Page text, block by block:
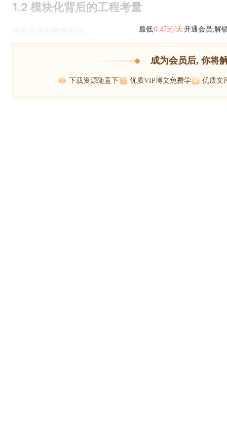
1.2 模块化背后的工程考量
最低0.47元/天 开通会员,解
成为会员后, 你将
下载资源随意下 优质VIP博文免费学 优质文